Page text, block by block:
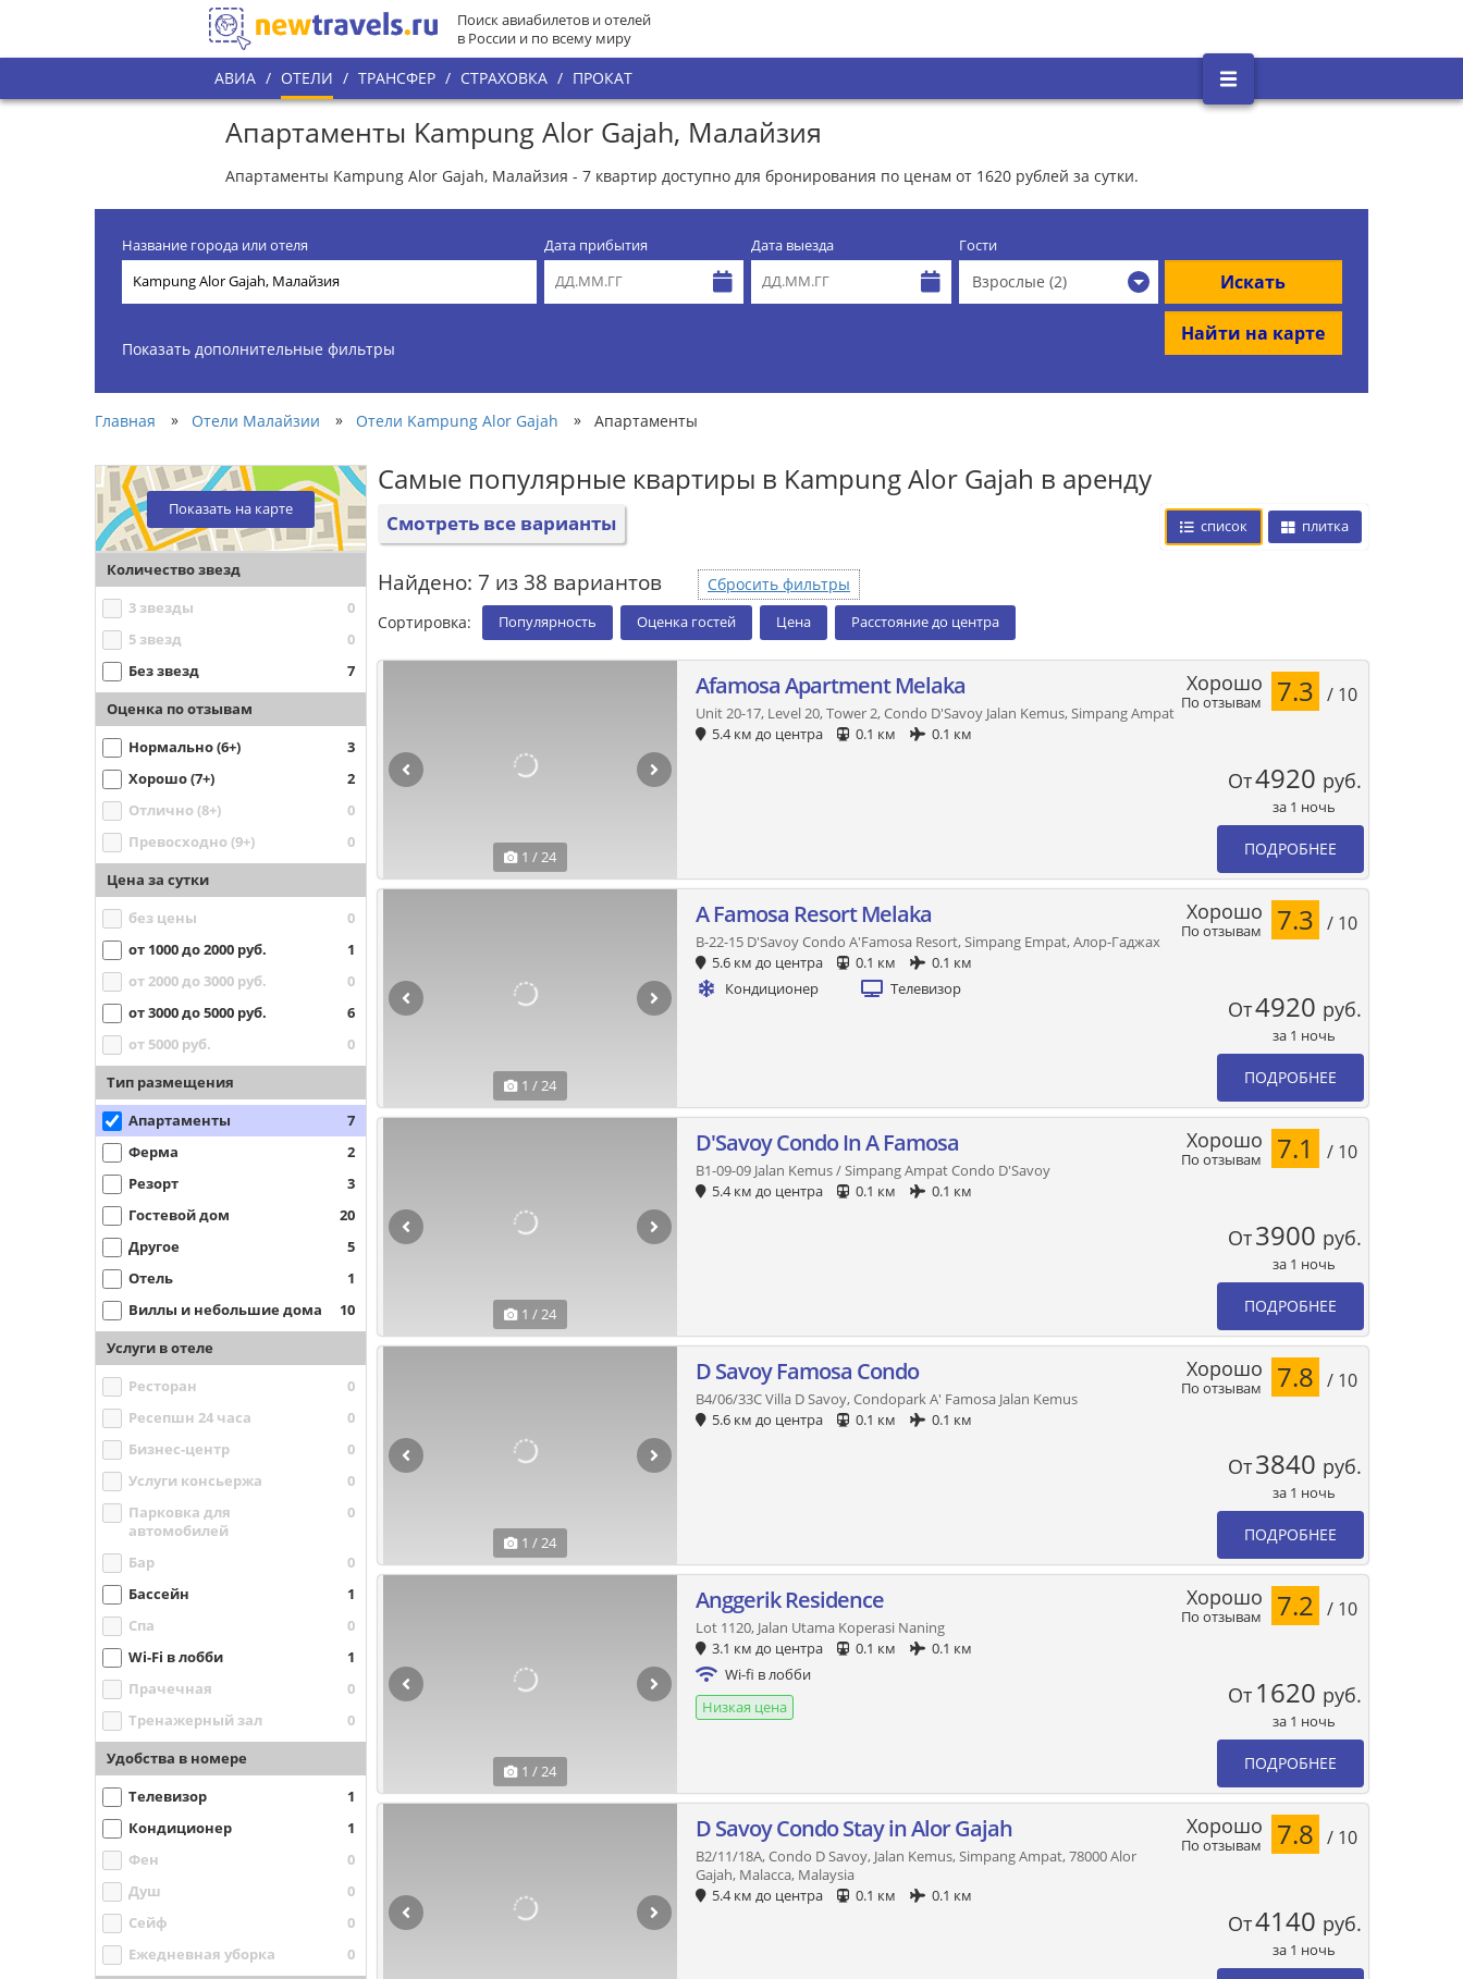
Поиск авиабилетов и отелей
в России и по всему миру
АВИА / ОТЕЛИ / ТРАНСФЕР / СТРАХОВКА / ПРОКАТ
Апартаменты Kampung Alor Gajah, Малайзия
Апартаменты Kampung Alor Gajah, Малайзия - 7 квартир доступно для бронирования по ценам от 1620 рублей за сутки.
Название города или отеля Дата прибытия Дата выезда Гости
Взрослые (2) Искать
Найти на карте
Показать дополнительные фильтры
Главная » Отели Малайзии » Отели Kampung Alor Gajah » Апартаменты
Показать на карте
Количество звезд
3 звезды
0
5 звезд
0
Без звезд
7
Оценка по отзывам
Нормально (6+)
3
Хорошо (7+)
2
Отлично (8+)
0
Превосходно (9+)
0
Цена за сутки
без цены
0
от 1000 до 2000 руб.
1
от 2000 до 3000 руб.
0
от 3000 до 5000 руб.
6
от 5000 руб.
0
Тип размещения
Апартаменты
7
Ферма
2
Резорт
3
Гостевой дом
20
Другое
5
Отель
1
Виллы и небольшие дома
10
Услуги в отеле
Ресторан
0
Ресепшн 24 часа
0
Бизнес-центр
0
Услуги консьержа
0
Парковка для
автомобилей
0
Бар
0
Бассейн
1
Спа
0
Wi-Fi в лобби
1
Прачечная
0
Тренажерный зал
0
Удобства в номере
Телевизор
1
Кондиционер
1
Фен
0
Душ
0
Сейф
0
Ежедневная уборка
0
Самые популярные квартиры в Kampung Alor Gajah в аренду
Смотреть все варианты список плитка
Найдено: 7 из 38 вариантов
Сбросить фильтры
Сортировка:
Популярность Оценка гостей Цена Расстояние до центра
1 / 24
Afamosa Apartment Melaka
Unit 20-17, Level 20, Tower 2, Condo D'Savoy Jalan Kemus, Simpang Ampat
5.4 км до центра
0.1 км 0.1 км
По отзывам
Хорошо 7.3 / 10
От4920 руб.
за 1 ночь
ПОДРОБНЕЕ
1 / 24
A Famosa Resort Melaka
B-22-15 D'Savoy Condo A'Famosa Resort, Simpang Empat, Алор-Гаджах
5.6 км до центра
0.1 км
0.1 км
Кондиционер
Телевизор
По отзывам
Хорошо 7.3 / 10
От4920 руб.
за 1 ночь
ПОДРОБНЕЕ
1 / 24
D'Savoy Condo In A Famosa
B1-09-09 Jalan Kemus / Simpang Ampat Condo D'Savoy
5.4 км до центра
0.1 км 0.1 км
По отзывам
Хорошо 7.1 / 10
От3900 руб.
за 1 ночь
ПОДРОБНЕЕ
1 / 24
D Savoy Famosa Condo
B4/06/33C Villa D Savoy, Condopark A' Famosa Jalan Kemus
5.6 км до центра
0.1 км 0.1 км
По отзывам
Хорошо 7.8 / 10
От3840 руб.
за 1 ночь
ПОДРОБНЕЕ
1 / 24
Anggerik Residence
Lot 1120, Jalan Utama Koperasi Naning
3.1 км до центра
0.1 км
0.1 км
Wi-fi в лобби
Низкая цена
По отзывам
Хорошо 7.2 / 10
От 1620 руб.
за 1 ночь
ПОДРОБНЕЕ
D Savoy Condo Stay in Alor Gajah
B2/11/18A, Condo D Savoy, Jalan Kemus, Simpang Ampat, 78000 Alor
Gajah, Malacca, Malaysia
5.4 км до центра
0.1 км 0.1 км
По отзывам
Хорошо 7.8 / 10
От4140 руб.
за 1 ночь